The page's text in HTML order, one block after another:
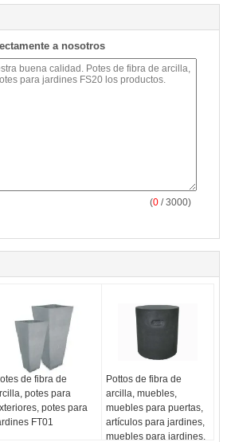
a nosotros
(0 / 3000)
de fibra de
potes para
potes para
FT01
Pottos de fibra de
arcilla, muebles,
muebles para puertas,
artículos para jardines,
muebles para jardines.